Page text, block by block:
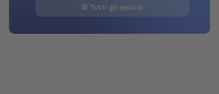
Tutti gli episodi